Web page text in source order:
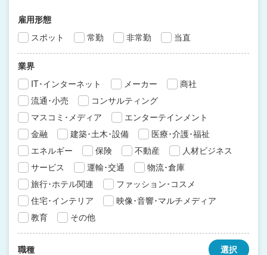
雇用形態
スポット
常勤 非常勤 当直
業界
IT･インターネット
メーカー
商社
流通･小売
コンサルティング
マスコミ･メディア
エンターテインメント
金融
建築･土木･設備
医療･介護･福祉
エネルギー
保険 不動産
人材ビジネス
サービス
運輸･交通
物流･倉庫
旅行･ホテル関連
ファッション･コスメ
住宅･インテリア
映像･音響･マルチメディア
教育
その他
職種
選択